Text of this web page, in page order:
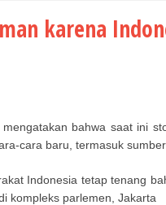
karena
bahwa saat ini
cara baru, termasuk
Indonesia tetap tenang
kompleks parlemen, Jakarta